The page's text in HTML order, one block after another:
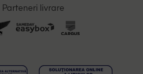
Parteneri livrare